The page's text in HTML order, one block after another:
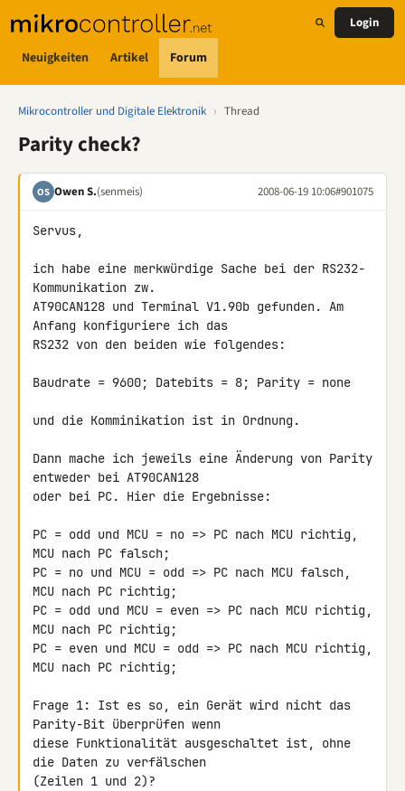
Neuigkeiten Artikel Forum
Login
Mikrocontroller und Digitale Elektronik › Thread
Parity check?
OS Owen S.(senmeis) 2008-06-19 10:06#901075
Servus,
ich habe eine merkwürdige Sache bei der RS232-
Kommunikation zw.
AT90CAN128 und Terminal V1.90b gefunden. Am
Anfang konfiguriere ich das
RS232 von den beiden wie folgendes:
Baudrate = 9600; Datebits = 8; Parity = none
und die Komminikation ist in Ordnung.
Dann mache ich jeweils eine Änderung von Parity
entweder bei AT90CAN128
oder bei PC. Hier die Ergebnisse:
PC = odd und MCU = no => PC nach MCU richtig,
MCU nach PC falsch;
PC = no und MCU = odd => PC nach MCU falsch,
MCU nach PC richtig;
PC = odd und MCU = even => PC nach MCU richtig,
MCU nach PC richtig;
PC = even und MCU = odd => PC nach MCU richtig,
MCU nach PC richtig;
Frage 1: Ist es so, ein Gerät wird nicht das
Parity-Bit überprüfen wenn
diese Funktionalität ausgeschaltet ist, ohne
die Daten zu verfälschen
(Zeilen 1 und 2)?